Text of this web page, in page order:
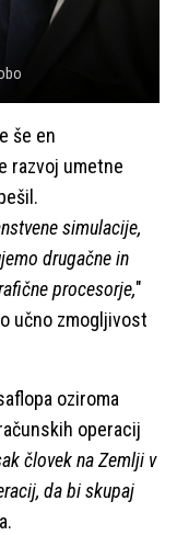
še en
razvoj umetne
simulacije,
drugačne in
procesorje,"
učno zmogljivost
oziroma
operacij
človek na Zemlji v
da bi skupaj